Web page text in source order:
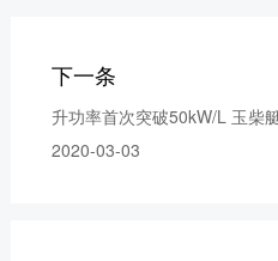
下一条
升功率首次突破50kW/L 玉柴
2020-03-03